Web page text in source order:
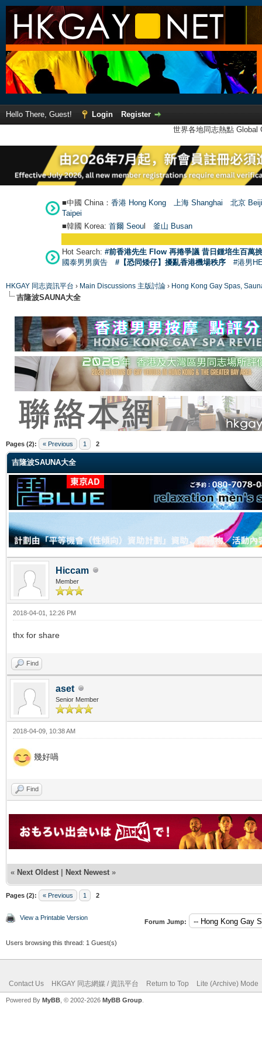
Hello There, Guest! Login
Register
世界各地同志熱點
■中國 China： 香港 Hong Kong 上海 Shanghai
北京
Taipei
■韓國 Korea: 首爾 Seoul 釜山 Busan
Hot Search: #前香港先生 Flow 再捲爭議 昔日鍾培生百萬
國泰男男廣告
#【恐同矮仔】擾亂香港機場秩序 #港男
HKGAY 同志資訊平台 › Main Discussions 主版討論 › Hong Kong Gay Spas,
吉隆波SAUNA大全
Pages (2): « Previous 1 2
吉隆波SAUNA大全
Hiccam
Member
2018-04-01, 12:26 PM
thx for share
Find
aset
Senior Member
2018-04-09, 10:38 AM
幾好喎
Find
« Next Oldest | Next Newest »
Pages (2): « Previous 1 2
View a Printable Version
Forum Jump:
Users browsing this thread: 1 Guest(s)
Contact Us HKGAY 同志網媒 / 資訊平台 Return to Top Lite (Archive) Mode
Powered By MyBB , © 2002-2026 MyBB Group